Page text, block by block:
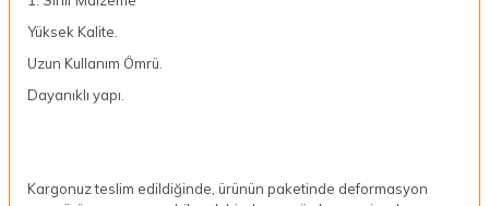
Yüksek Kalite.
Uzun Kullanım Ömrü.
Dayanıklı yapı.
Kargonuz teslim edildiğinde, ürünün paketinde deformasyon